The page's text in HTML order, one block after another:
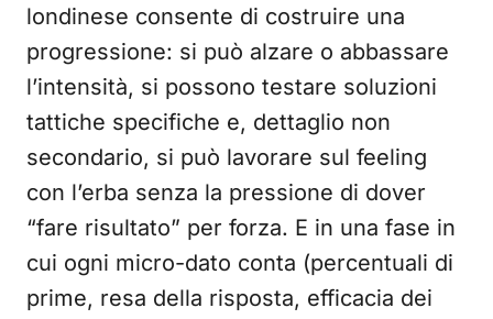
londinese consente di costruire una
progressione: si può alzare o abbassare
l’intensità, si possono testare soluzioni
tattiche specifiche e, dettaglio non
secondario, si può lavorare sul feeling
con l’erba senza la pressione di dover
“fare risultato” per forza. E in una fase in
cui ogni micro-dato conta (percentuali di
prime, resa della risposta, efficacia dei